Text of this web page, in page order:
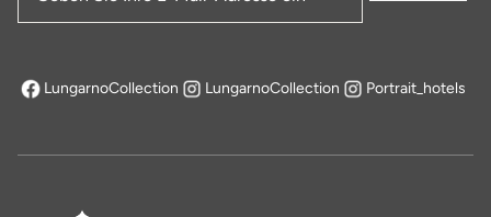
E-Mail-Adresse
LungarnoCollection
öffnet sich in einem neuen Tab
LungarnoCollection Portrait_hotels